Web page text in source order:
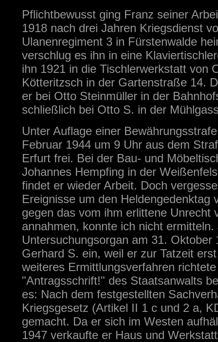
Pflichtbewusst ging Franz seiner
1918 nach drei Jahren Kriegsdienst
Ulanenregiment 3 in Fürstenwalde
verschlug es ihn in eine
ihn 1921 in die Tischlerwerkstatt von
Kötteritzsch in der Gartenstraße 14.
er bei Otto Steinmüller in der
schließlich bei Otto S. in der
Unter Auflage einer
Februar 1944 um 9 Uhr aus dem
Erfurt frei. Bei der Bau- und
Johannes Hempfing in der
findet er wieder Arbeit. Doch
Ereignisse um den
gegen das vom ihm erlittene Unrecht
annahmen, konnte ich nicht
Untersuchungsorgan am 31.
Gerhard S. ein, weil er zur Tatzeit
weiteres Ermittlungsverfahren
"Antragsschrift!" des Staatsanwalts
es: Nach dem festgestellten
Kriegsgesetz (Artikel II 1 c und 2 a,
gemacht. Da er sich im Westen
1947 verkaufte er Haus und